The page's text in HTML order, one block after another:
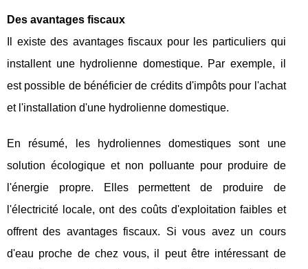
Des avantages fiscaux
Il existe des avantages fiscaux pour les particuliers qui
installent une hydrolienne domestique. Par exemple, il
est possible de bénéficier de crédits d'impôts pour l'achat
et l'installation d'une hydrolienne domestique.
En résumé, les hydroliennes domestiques sont une
solution écologique et non polluante pour produire de
l'énergie propre. Elles permettent de produire de
l'électricité locale, ont des coûts d'exploitation faibles et
offrent des avantages fiscaux. Si vous avez un cours
d'eau proche de chez vous, il peut être intéressant de